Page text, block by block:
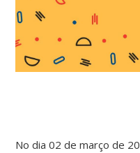
No dia 02 de março de